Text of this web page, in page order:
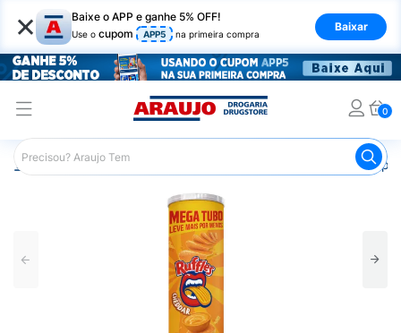
× Baixe o APP e ganhe 5% OFF!
Use o cupom APP5 na primeira compra
Baixar
0
Araujo Mercado Batata Chips